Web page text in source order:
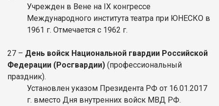
Учрежден в Вене на IX конгрессе
Международного института театра при ЮНЕСКО в
1961 г. Отмечается с 1962 г.
27 – День войск Национальной гвардии Российской
Федерации (Росгвардии) (профессиональный
праздник).
Установлен указом Президента РФ от 16.01.2017
г. вместо Дня внутренних войск МВД РФ.